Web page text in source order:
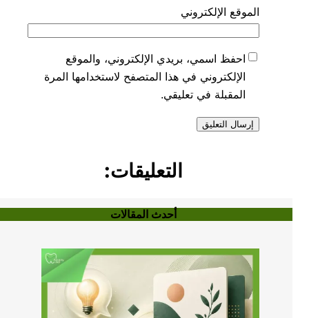
الموقع الإلكتروني
احفظ اسمي، بريدي الإلكتروني، والموقع
الإلكتروني في هذا المتصفح لاستخدامها المرة
المقبلة في تعليقي.
التعليقات:
أحدث المقالات